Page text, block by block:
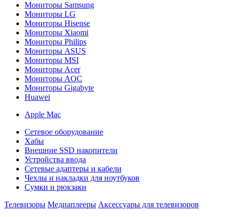
Мониторы Samsung
Мониторы LG
Мониторы Hisense
Мониторы Xiaomi
Мониторы Philips
Мониторы ASUS
Мониторы MSI
Мониторы Acer
Мониторы AOC
Мониторы Gigabyte
Huawei
Apple Mac
Сетевое оборудование
Хабы
Внешние SSD накопители
Устройства ввода
Сетевые адаптеры и кабели
Чехлы и накладки для ноутбуков
Сумки и рюкзаки
Телевизоры Медиаплееры Аксессуары для телевизоров